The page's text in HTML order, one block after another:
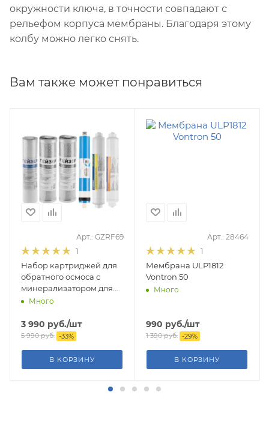
окружности ключа, в точности совпадают с
рельефом корпуса мембраны. Благодаря этому
колбу можно легко снять.
Вам также может понравиться
Арт.: GZRF69
1
Набор картриджей для
обратного осмоса с
минерализатором для
Престиж М
Много
3 990 руб./шт
5 990руб. -33%
В КОРЗИНУ
Арт.: 28464
1
Мембрана ULP1812
Vontron 50
Много
990 руб./шт
1 390руб. -29%
В КОРЗИНУ